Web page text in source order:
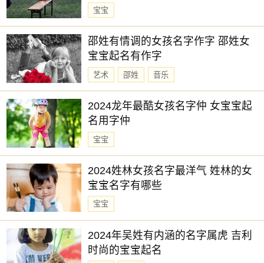
宝宝
邵姓有情调的女孩名字作字 邵姓女
宝宝起名有作字
艺术 邵姓 音乐
2024龙年最酷女孩名字仲 女宝宝起
名用字仲
宝宝
2024姓林女孩名字最洋气 姓林的女
宝宝名字有哪些
宝宝
2024年吴姓有内涵的名字属虎 吉利
时尚的宝宝起名